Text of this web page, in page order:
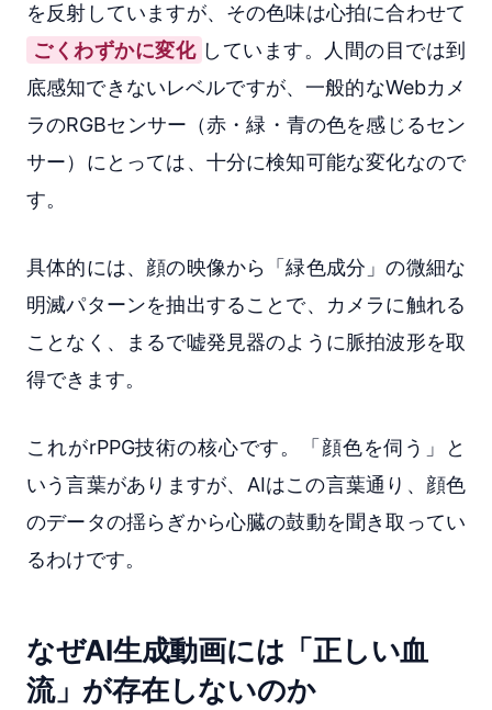
を反射していますが、その色味は心拍に合わせて
ごくわずかに変化 しています。人間の目では到
底感知できないレベルですが、一般的なWebカメ
ラのRGBセンサー（赤・緑・青の色を感じるセン
サー）にとっては、十分に検知可能な変化なので
す。
具体的には、顔の映像から「緑色成分」の微細な
明滅パターンを抽出することで、カメラに触れる
ことなく、まるで嘘発見器のように脈拍波形を取
得できます。
これがrPPG技術の核心です。「顔色を伺う」と
いう言葉がありますが、AIはこの言葉通り、顔色
のデータの揺らぎから心臓の鼓動を聞き取ってい
るわけです。
なぜAI生成動画には「正しい血
流」が存在しないのか